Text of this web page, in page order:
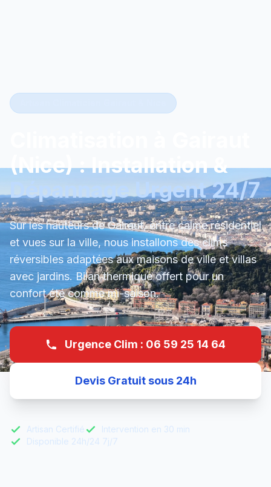
(Nice) : Installation &
Dépannage Urgent 24/7
Sur les hauteurs de Gairaut, entre calme résidentiel
et vues sur la ville, nous installons des clims
réversibles adaptées aux maisons de ville et villas
avec jardins. Bilan thermique offert pour un
confort été comme mi-saison.
Urgence Clim : 06 59 25 14 64
Devis Gratuit sous 24h
Artisan Certifié
Intervention en 30 min
Disponible 24h/24 7j/7